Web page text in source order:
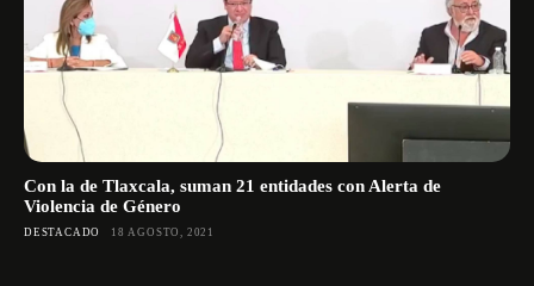
Con la de Tlaxcala, suman 21 entidades con Alerta de
Violencia de Género
DESTACADO 18 AGOSTO, 2021